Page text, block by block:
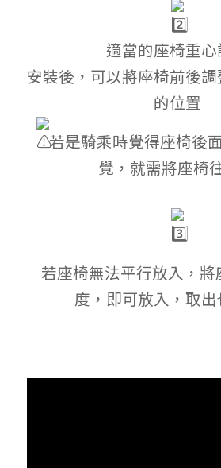
適當的座椅重心
安裝後，可以將座椅前後
的位置
若是騎乘時覺得座椅後
覺，就需將座椅
若座椅無法平行放入，
度，即可放入，取